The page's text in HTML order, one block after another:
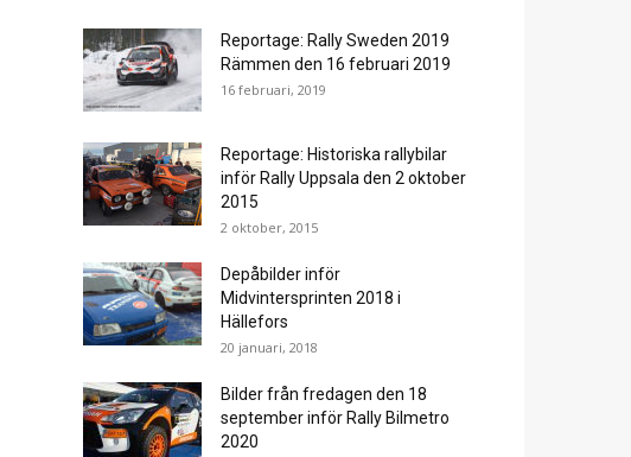
Reportage: Rally Sweden 2019
Rämmen den 16 februari 2019
16 februari, 2019
Reportage: Historiska rallybilar
inför Rally Uppsala den 2 oktober
2015
2 oktober, 2015
Depåbilder inför
Midvintersprinten 2018 i
Hällefors
20 januari, 2018
Bilder från fredagen den 18
september inför Rally Bilmetro
2020